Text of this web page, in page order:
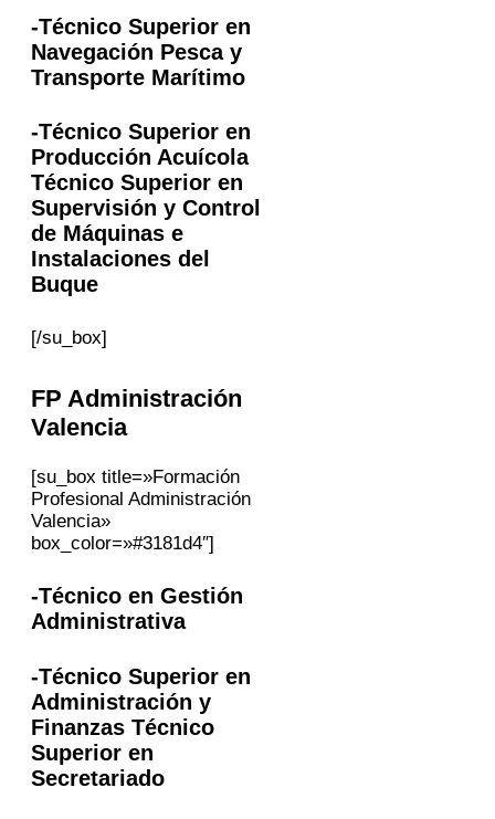
-Técnico Superior en
Navegación Pesca y
Transporte Marítimo
-Técnico Superior en
Producción Acuícola
Técnico Superior en
Supervisión y Control
de Máquinas e
Instalaciones del
Buque
[/su_box]
FP Administración
Valencia
[su_box title=»Formación
Profesional Administración
Valencia»
box_color=»#3181d4″]
-Técnico en Gestión
Administrativa
-Técnico Superior en
Administración y
Finanzas Técnico
Superior en
Secretariado